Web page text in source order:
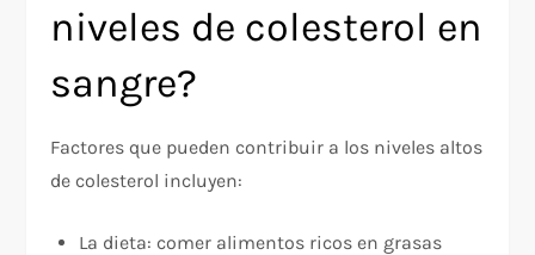
niveles de colesterol en
sangre?
Factores que pueden contribuir a los niveles altos
de colesterol incluyen:
La dieta: comer alimentos ricos en grasas